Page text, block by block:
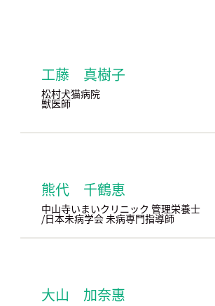
工藤 真樹子
松村犬猫病院
獣医師
熊代 千鶴恵
中山寺いまいクリニック 管理栄養士
/日本未病学会 未病専門指導師
大山 加奈惠